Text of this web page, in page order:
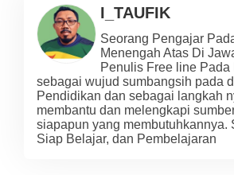
I_TAUFIK
Seorang Pengajar
Menengah Atas Di
Penulis Free line Pada
sebagai wujud sumbangsih pada
Pendidikan dan sebagai langkah
membantu dan melengkapi
siapapun yang membutuhkannya.
Siap Belajar, dan Pembelajaran